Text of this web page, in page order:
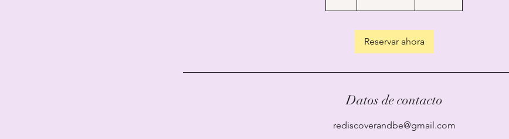
Reservar ahora
Datos de contacto
rediscoverandbe@gmail.com